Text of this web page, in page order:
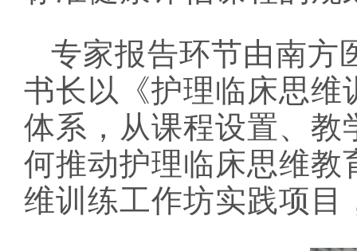
专家报告环节由南方
书长以《护理临床思维
体系，从课程设置、教
何推动护理临床思维教
维训练工作坊实践项目